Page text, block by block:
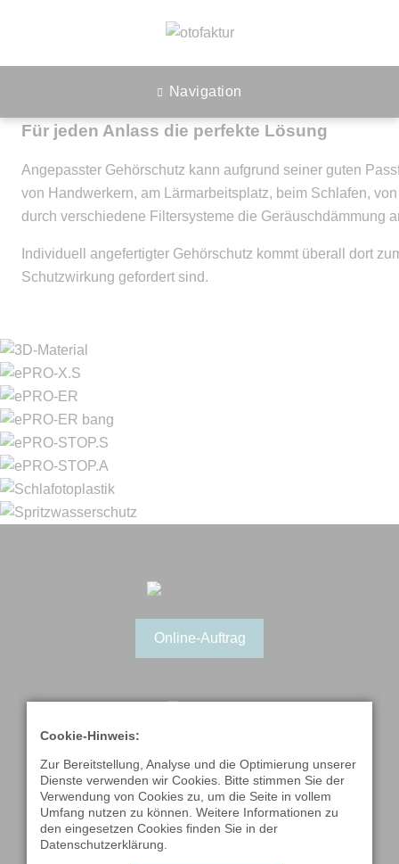
Navigation
Gehörschutz
Für jeden Anlass die perfekte Lösung
Angepasster Gehörschutz kann aufgrund seiner guten
von Handwerkern, am Lärmarbeitsplatz, beim Schlafen,
durch verschiedene Filtersysteme die Geräuschdämmung
Individuell angefertigter Gehörschutz kommt überall dort
Schutzwirkung gefordert sind.
ePRO-ER bang
ePRO-STOP.S
ePRO-STOP.A
Online-Auftrag
Kontakt aufnehmen
Cookie-Hinweis:
Zur Bereitstellung, Analyse und die Optimierung unserer
Dienste verwenden wir Cookies. Bitte stimmen Sie der
Verwendung von Cookies zu, um die Seite in vollem
Umfang nutzen zu können. Weitere Informationen zu
den eingesetzen Cookies finden Sie in der
Datenschutzerklärung